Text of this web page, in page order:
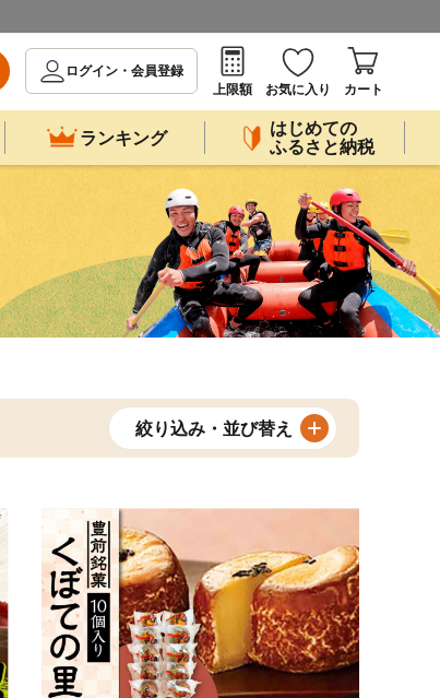
ログイン・会員登録
上限額
お気に入り カート
ランキング
はじめての
ふるさと納税
絞り込み・並び替え